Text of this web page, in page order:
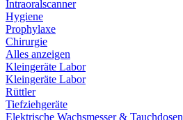
Intraoralscanner
Hygiene
Prophylaxe
Chirurgie
Alles anzeigen
Kleingeräte Labor
Kleingeräte Labor
Rüttler
Tiefziehgeräte
Elektrische Wachsmesser & Tauchdosen